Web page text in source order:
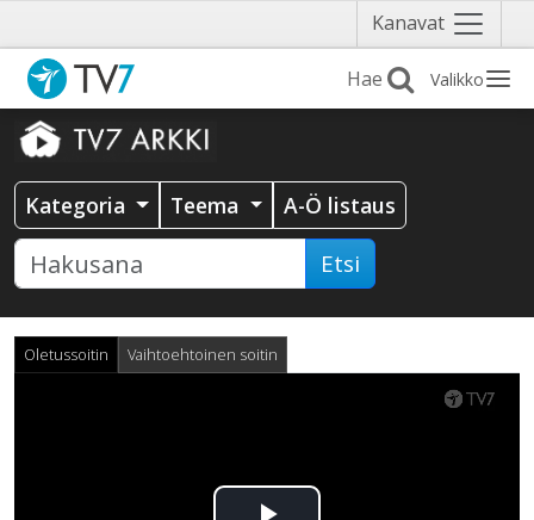
Kanavat Näytä
valikko
Valikko
Kategoria Teema A-Ö listaus
Etsi
Oletussoitin Vaihtoehtoinen soitin